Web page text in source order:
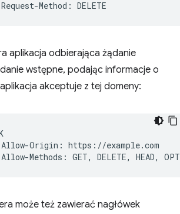
aplikacja odbierająca żądanie
wstępne, podając informacje o
akceptuje z tej domeny:
Allow-Origin: https://example.com
może też zawierać nagłówek